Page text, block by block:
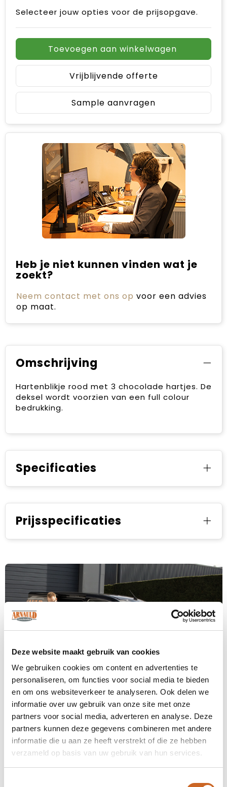
Deze website maakt gebruik van cookies
We gebruiken cookies om content en advertenties te
personaliseren, om functies voor social media te bieden
en om ons websiteverkeer te analyseren. Ook delen we
informatie over uw gebruik van onze site met onze
partners voor social media, adverteren en analyse. Deze
partners kunnen deze gegevens combineren met andere
informatie die u aan ze heeft verstrekt of die ze hebben
verzameld op basis van uw gebruik van hun services.
Selecteer jouw opties voor de prijsopgave.
Toevoegen aan winkelwagen
Vrijblijvende offerte
Sample aanvragen
Heb je niet kunnen vinden wat je
zoekt?
Neem contact met ons op voor een advies
op maat.
Omschrijving
Hartenblikje rood met 3 chocolade hartjes. De
deksel wordt voorzien van een full colour
bedrukking.
Specificaties
Prijsspecificaties
Levertijden in overleg
Bij ons staat klanttevredenheid centraal. Daarom
hanteren we geen vaste levertijden, maar
stemmen we deze altijd in overleg met jou af. Zo
zorgen we ervoor dat de planning aansluit op jouw